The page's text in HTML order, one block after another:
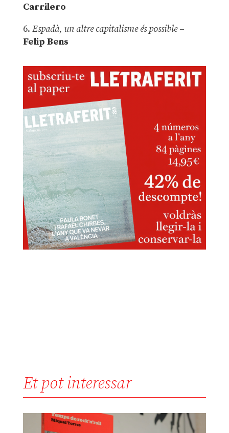
Carrilero
6. Espadà, un altre capitalisme és possible –
Felip Bens
Et pot interessar